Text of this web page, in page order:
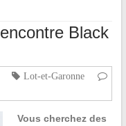
Black
Lot-et-Garonne
Vous cherchez des